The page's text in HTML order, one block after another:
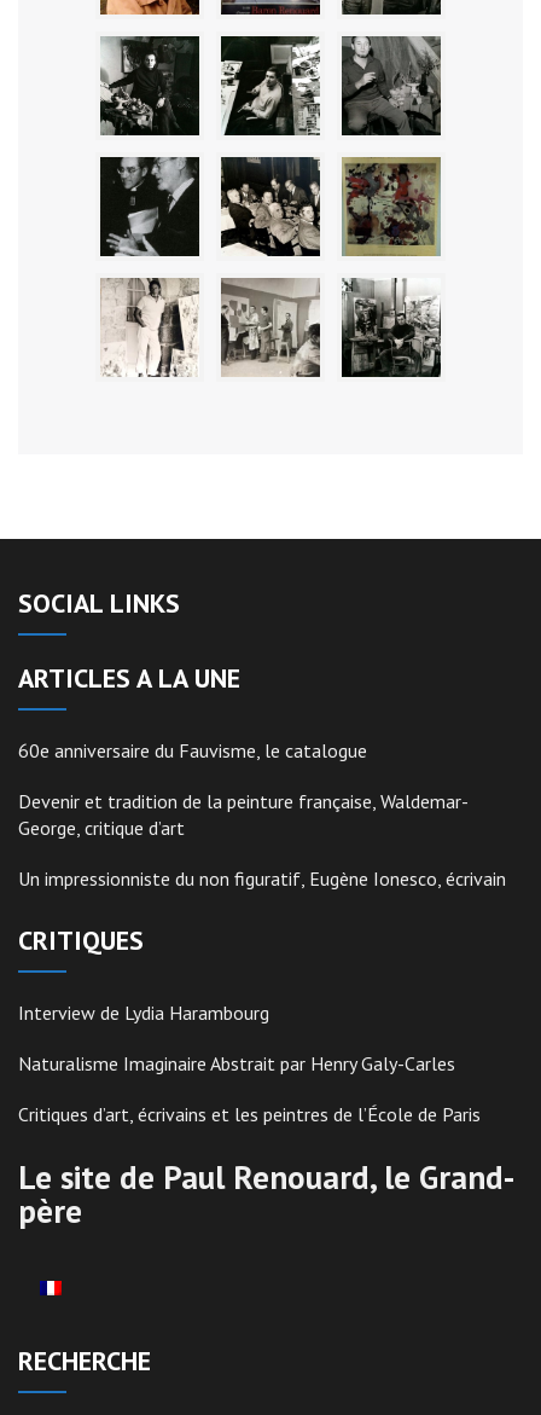
SOCIAL LINKS
ARTICLES A LA UNE
60e anniversaire du Fauvisme, le catalogue
Devenir et tradition de la peinture française, Waldemar-
George, critique d’art
Un impressionniste du non figuratif, Eugène Ionesco, écrivain
CRITIQUES
Interview de Lydia Harambourg
Naturalisme Imaginaire Abstrait par Henry Galy-Carles
Critiques d’art, écrivains et les peintres de l’École de Paris
Le site de Paul Renouard, le Grand-
père
RECHERCHE